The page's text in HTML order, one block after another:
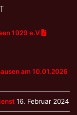
1929 e.V
am 10.01.2026
16. Februar 2024